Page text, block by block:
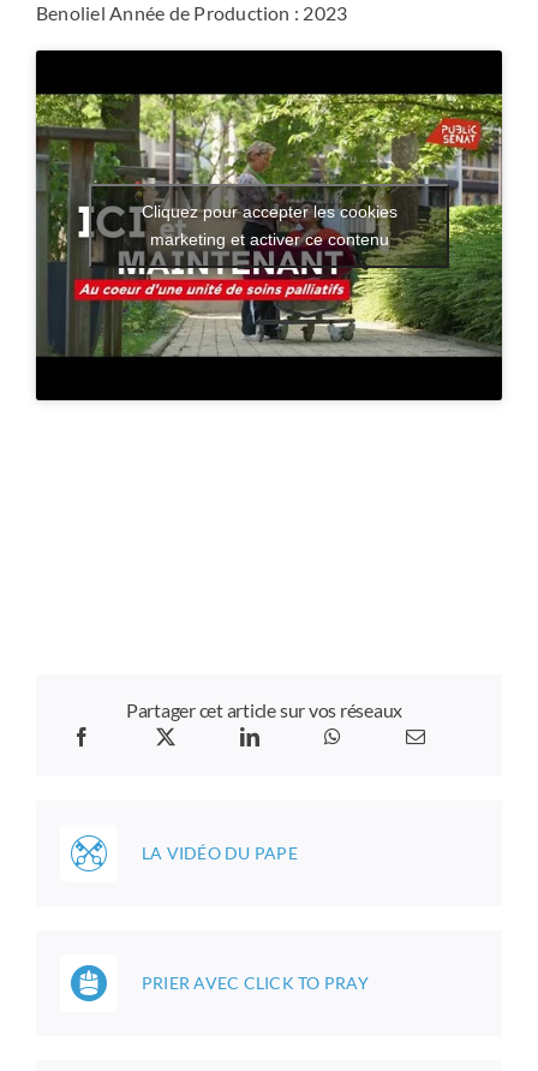
Benoliel Année de Production : 2023
Cliquez pour accepter les cookies
marketing et activer ce contenu
Partager cet article sur vos réseaux
LA VIDÉO DU PAPE
PRIER AVEC CLICK TO PRAY